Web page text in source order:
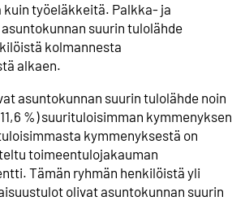
työeläkkeitä. Palkka- ja
suurin tulolähde
kolmannesta
alkaen.
asuntokunnan suurin tulolähde noin
%) suurituloisimman kymmenyksen
kymmenyksestä on
toimeentulojakauman
Tämän ryhmän henkilöistä yli
olivat asuntokunnan suurin